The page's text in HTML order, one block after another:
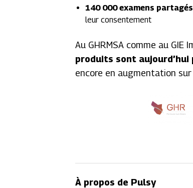
140 000 examens
leur consentement
Au GHRMSA comme au GIE
produits sont
encore en augmentation sur
À propos de Pulsy